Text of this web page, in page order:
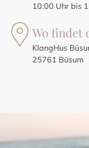
10:00 Uhr bis
Wo findet
KlangHus
25761 Büsum